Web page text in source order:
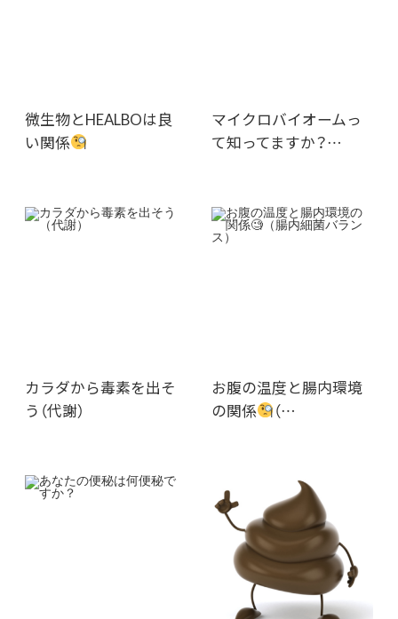
微生物とHEALBOは良
い関係
マイクロバイオームっ
て知ってますか？…
カラダから毒素を出そ
う（代謝）
お腹の温度と腸内環境
の関係
（…